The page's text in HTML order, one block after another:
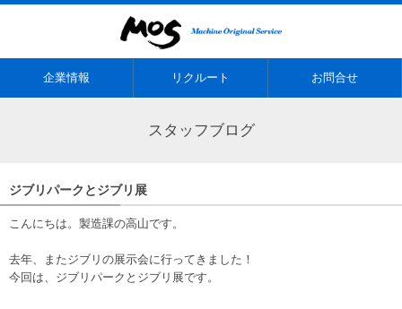
企業情報 リクルート お問合せ
スタッフブログ
ジブリパークとジブリ展
こんにちは。製造課の高山です。
去年、またジブリの展示会に行ってきました！
今回は、ジブリパークとジブリ展です。